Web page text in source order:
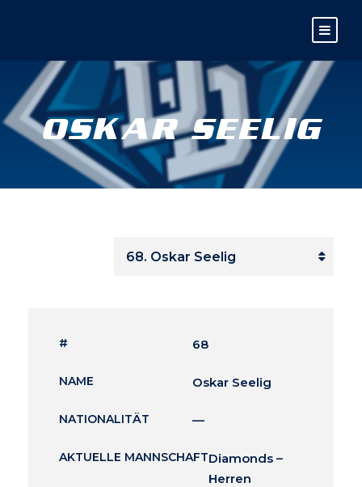
OSKAR SEELIG
# 68
NAME Oskar Seelig
NATIONALITÄT —
AKTUELLE MANNSCHAFTDiamonds –
Herren